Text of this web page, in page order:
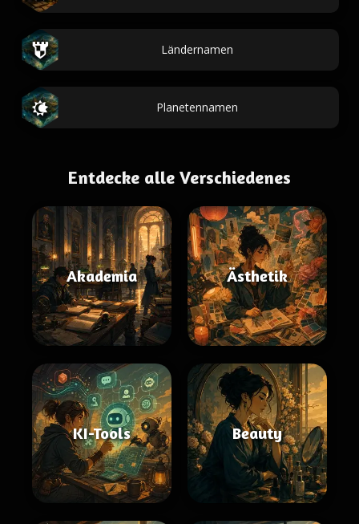
Ländernamen
Planetennamen
Entdecke alle Verschiedenes
Akademia Ästhetik
KI-Tools Beauty